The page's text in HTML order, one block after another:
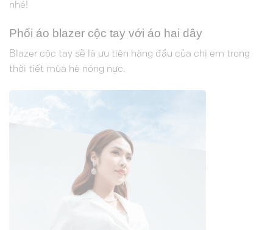
nhé!
Phối áo blazer cộc tay với áo hai dây
Blazer cộc tay sẽ là ưu tiên hàng đầu của chị em trong
thời tiết mùa hè nóng nực.